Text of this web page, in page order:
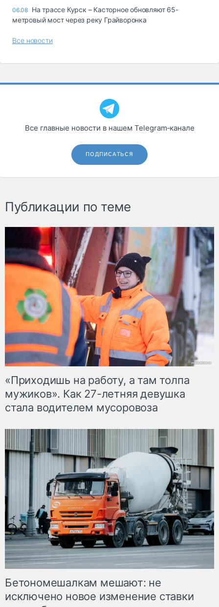
06.08 На трассе Курск – Касторное обновляют 65-
метровый мост через реку Грайворонка
Все новости
Все главные новости в нашем Telegram‑канале
ПОДПИСАТЬСЯ
Публикации по теме
«Приходишь на работу, а там толпа
мужиков». Как 27-летняя девушка
стала водителем мусоровоза
Бетономешалкам мешают: не
исключено новое изменение ставки